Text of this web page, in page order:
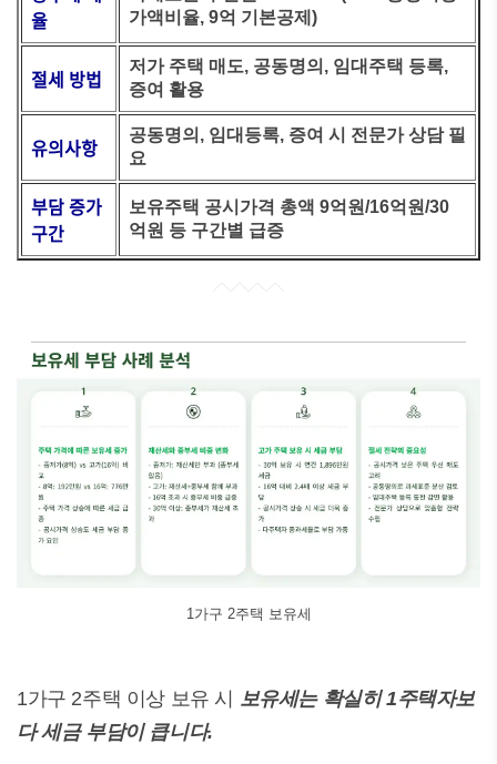
율
가액비율, 9억 기본공제)
절세 방법
저가 주택 매도, 공동명의, 임대주택 등록,
증여 활용
유의사항
공동명의, 임대등록, 증여 시 전문가 상담 필
요
부담 증가
구간
보유주택 공시가격 총액 9억원/16억원/30
억원 등 구간별 급증
1가구 2주택 보유세
1가구 2주택 이상 보유 시 보유세는 확실히 1주택자보
다 세금 부담이 큽니다.